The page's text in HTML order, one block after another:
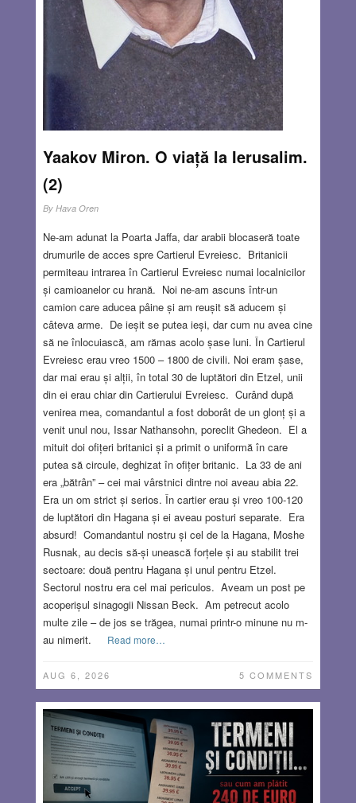
Yaakov Miron. O viață la Ierusalim.
(2)
By Hava Oren
Ne-am adunat la Poarta Jaffa, dar arabii blocaseră toate
drumurile de acces spre Cartierul Evreiesc. Britanicii
permiteau intrarea în Cartierul Evreiesc numai localnicilor
și camioanelor cu hrană. Noi ne-am ascuns într-un
camion care aducea pâine și am reușit să aducem și
câteva arme. De ieșit se putea ieși, dar cum nu avea cine
să ne înlocuiască, am rămas acolo șase luni. În Cartierul
Evreiesc erau vreo 1500 – 1800 de civili. Noi eram șase,
dar mai erau și alții, în total 30 de luptători din Etzel, unii
din ei erau chiar din Cartierului Evreiesc. Curând după
venirea mea, comandantul a fost doborât de un glonț și a
venit unul nou, Issar Nathansohn, poreclit Ghedeon. El a
mituit doi ofițeri britanici și a primit o uniformă în care
putea să circule, deghizat în ofițer britanic. La 33 de ani
era „bătrân” – cei mai vârstnici dintre noi aveau abia 22.
Era un om strict și serios. În cartier erau și vreo 100-120
de luptători din Hagana și ei aveau posturi separate. Era
absurd! Comandantul nostru și cel de la Hagana, Moshe
Rusnak, au decis să-și unească forțele și au stabilit trei
sectoare: două pentru Hagana și unul pentru Etzel.
Sectorul nostru era cel mai periculos. Aveam un post pe
acoperișul sinagogii Nissan Beck. Am petrecut acolo
multe zile – de jos se trăgea, numai printr-o minune nu m-
au nimerit.
Read more…
AUG 6, 2026 5 COMMENTS